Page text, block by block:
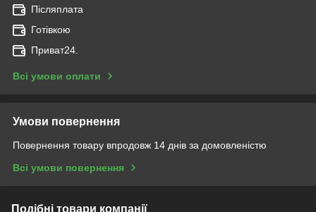
Післяплата
Готівкою
Приват24.
Всі умови оплати
Умови повернення
Повернення товару впродовж 14 днів за домовленістю
Всі умови повернення
Подібні товари компанії